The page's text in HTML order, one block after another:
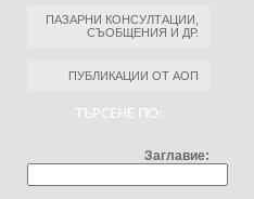
ПАЗАРНИ КОНСУЛТАЦИИ,
СЪОБЩЕНИЯ И ДР.
ПУБЛИКАЦИИ ОТ АОП
ТЪРСЕНЕ ПО:
Заглавие: